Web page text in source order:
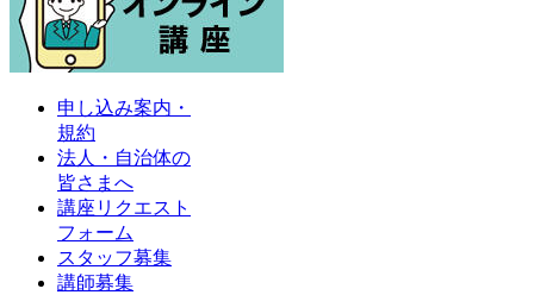
申し込み案内・
規約
法人・自治体の
皆さまへ
講座リクエスト
フォーム
スタッフ募集
講師募集